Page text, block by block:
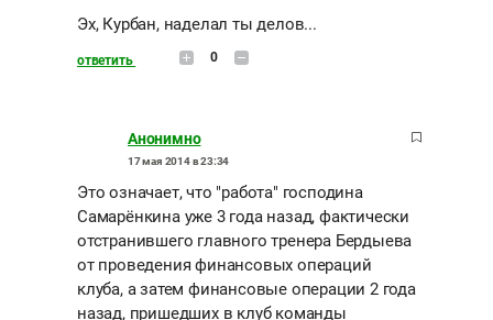
Эх, Курбан, наделал ты делов...
ответить 0
Анонимно
17 мая 2014 в 23:34
Это означает, что "работа" господина
Самарёнкина уже 3 года назад, фактически
отстранившего главного тренера Бердыева
от проведения финансовых операций
клуба, а затем финансовые операции 2 года
назад, пришедших в клуб команды